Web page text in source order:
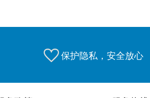
保护隐私，安全放心